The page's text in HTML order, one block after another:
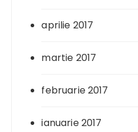
aprilie 2017
martie 2017
februarie 2017
ianuarie 2017